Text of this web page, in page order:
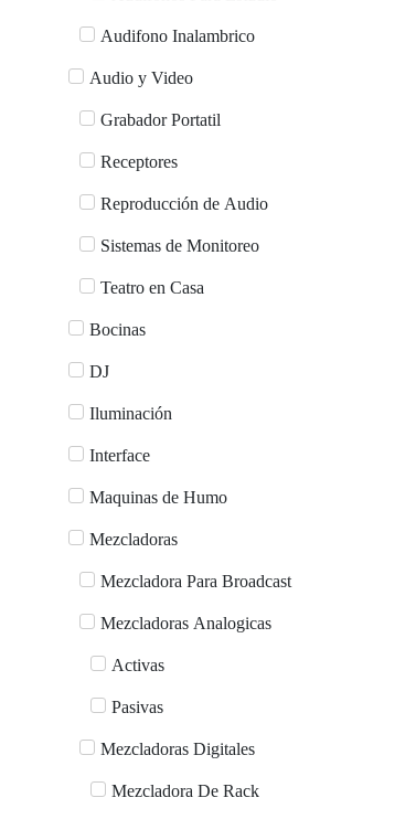
Audifono Inalambrico
Audio y Video
Grabador Portatil
Receptores
Reproducción de Audio
Sistemas de Monitoreo
Teatro en Casa
Bocinas
DJ
Iluminación
Interface
Maquinas de Humo
Mezcladoras
Mezcladora Para Broadcast
Mezcladoras Analogicas
Activas
Pasivas
Mezcladoras Digitales
Mezcladora De Rack